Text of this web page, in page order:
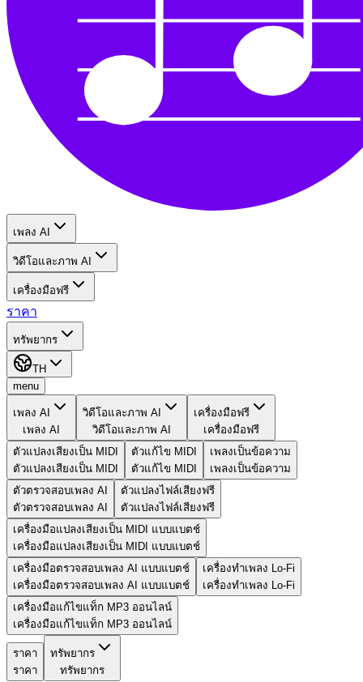
เพลง AI
วิดีโอและภาพ AI
เครื่องมือฟรี
ราคา
ทรัพยากร
TH
menu
เพลง AI
เพลง AI
วิดีโอและภาพ AI
วิดีโอและภาพ AI
เครื่องมือฟรี
เครื่องมือฟรี
ตัวแปลงเสียงเป็น MIDI
ตัวแปลงเสียงเป็น MIDI
ตัวแก้ไข MIDI
ตัวแก้ไข MIDI
เพลงเป็นข้อความ
เพลงเป็นข้อความ
ตัวตรวจสอบเพลง AI
ตัวตรวจสอบเพลง AI
ตัวแปลงไฟล์เสียงฟรี
ตัวแปลงไฟล์เสียงฟรี
เครื่องมือแปลงเสียงเป็น MIDI แบบแบตช์
เครื่องมือแปลงเสียงเป็น MIDI แบบแบตช์
เครื่องมือตรวจสอบเพลง AI แบบแบตช์
เครื่องมือตรวจสอบเพลง AI แบบแบตช์
เครื่องทําเพลง Lo-Fi
เครื่องทําเพลง Lo-Fi
เครื่องมือแก้ไขแท็ก MP3 ออนไลน์
เครื่องมือแก้ไขแท็ก MP3 ออนไลน์
ราคา
ราคา
ทรัพยากร
ทรัพยากร